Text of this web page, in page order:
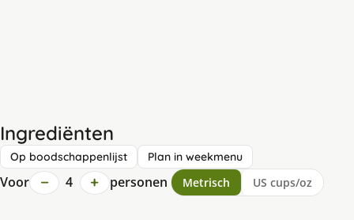
Ingrediënten
Op boodschappenlijst Plan in weekmenu
Voor − 4 + personen Metrisch US cups/oz